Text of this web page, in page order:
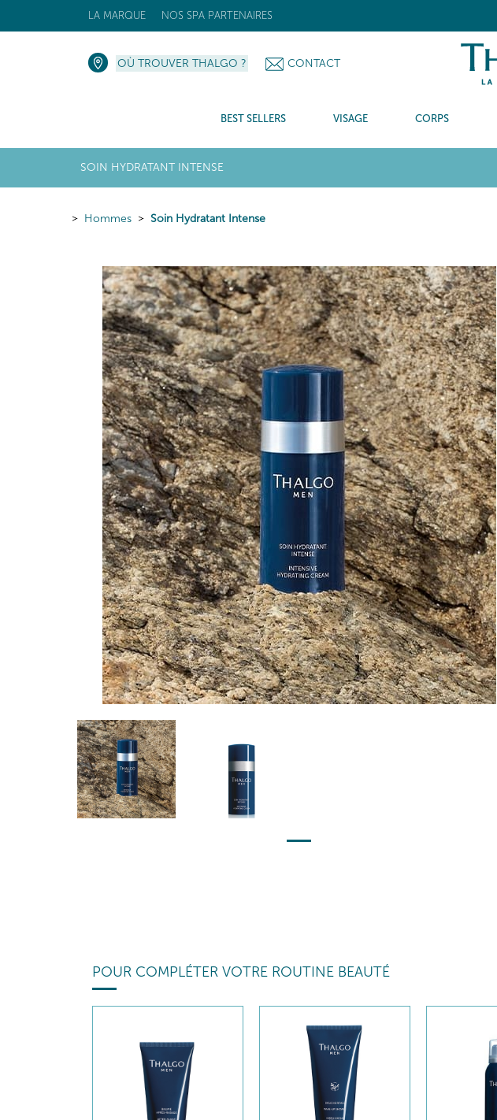
LA MARQUE NOS SPA PARTENAIRES
OÙ TROUVER THALGO ? CONTACT
BEST SELLERS VISAGE CORPS
SOIN HYDRATANT INTENSE
Hommes Soin Hydratant Intense
POUR COMPLÉTER VOTRE ROUTINE BEAUTÉ